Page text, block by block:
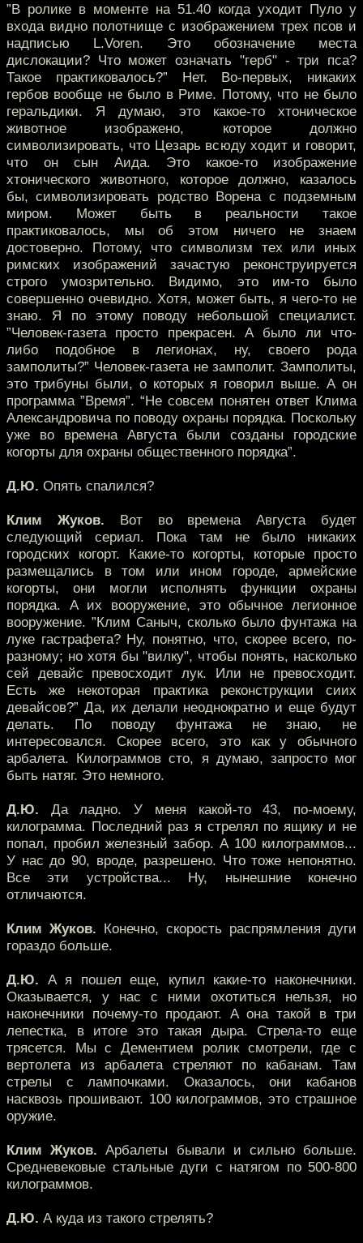
”В ролике в моменте на 51.40 когда уходит Пуло у
входа видно полотнище с изображением трех псов и
надписью L.Voren. Это обозначение места
дислокации? Что может означать "герб" - три пса?
Такое практиковалось?” Нет. Во-первых, никаких
гербов вообще не было в Риме. Потому, что не было
геральдики. Я думаю, это какое-то хтоническое
животное изображено, которое должно
символизировать, что Цезарь всюду ходит и говорит,
что он сын Аида. Это какое-то изображение
хтонического животного, которое должно, казалось
бы, символизировать родство Ворена с подземным
миром. Может быть в реальности такое
практиковалось, мы об этом ничего не знаем
достоверно. Потому, что символизм тех или иных
римских изображений зачастую реконструируется
строго умозрительно. Видимо, это им-то было
совершенно очевидно. Хотя, может быть, я чего-то не
знаю. Я по этому поводу небольшой специалист.
”Человек-газета просто прекрасен. А было ли что-
либо подобное в легионах, ну, своего рода
замполиты?” Человек-газета не замполит. Замполиты,
это трибуны были, о которых я говорил выше. А он
программа ”Время”. “Не совсем понятен ответ Клима
Александровича по поводу охраны порядка. Поскольку
уже во времена Августа были созданы городские
когорты для охраны общественного порядка”.
Д.Ю. Опять спалился?
Клим Жуков. Вот во времена Августа будет
следующий сериал. Пока там не было никаких
городских когорт. Какие-то когорты, которые просто
размещались в том или ином городе, армейские
когорты, они могли исполнять функции охраны
порядка. А их вооружение, это обычное легионное
вооружение. ”Клим Саныч, сколько было фунтажа на
луке гастрафета? Ну, понятно, что, скорее всего, по-
разному; но хотя бы "вилку", чтобы понять, насколько
сей девайс превосходит лук. Или не превосходит.
Есть же некоторая практика реконструкции сиих
девайсов?” Да, их делали неоднократно и еще будут
делать. По поводу фунтажа не знаю, не
интересовался. Скорее всего, это как у обычного
арбалета. Килограммов сто, я думаю, запросто мог
быть натяг. Это немного.
Д.Ю. Да ладно. У меня какой-то 43, по-моему,
килограмма. Последний раз я стрелял по ящику и не
попал, пробил железный забор. А 100 килограммов...
У нас до 90, вроде, разрешено. Что тоже непонятно.
Все эти устройства... Ну, нынешние конечно
отличаются.
Клим Жуков. Конечно, скорость распрямления дуги
гораздо больше.
Д.Ю. А я пошел еще, купил какие-то наконечники.
Оказывается, у нас с ними охотиться нельзя, но
наконечники почему-то продают. А она такой в три
лепестка, в итоге это такая дыра. Стрела-то еще
трясется. Мы с Дементием ролик смотрели, где с
вертолета из арбалета стреляют по кабанам. Там
стрелы с лампочками. Оказалось, они кабанов
насквозь прошивают. 100 килограммов, это страшное
оружие.
Клим Жуков. Арбалеты бывали и сильно больше.
Средневековые стальные дуги с натягом по 500-800
килограммов.
Д.Ю. А куда из такого стрелять?